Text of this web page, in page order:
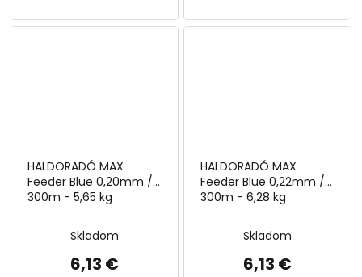
HALDORADÓ MAX
Feeder Blue 0,20mm /
300m - 5,65 kg
Skladom
6,13 €
HALDORADÓ MAX
Feeder Blue 0,22mm /
300m - 6,28 kg
Skladom
6,13 €